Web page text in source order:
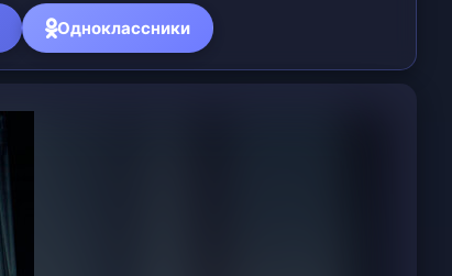
Одноклассники